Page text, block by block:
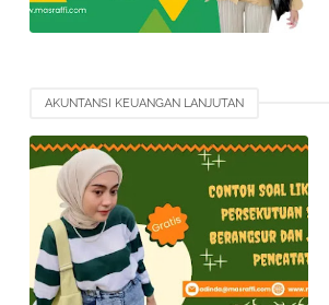
AKUNTANSI KEUANGAN LANJUTAN